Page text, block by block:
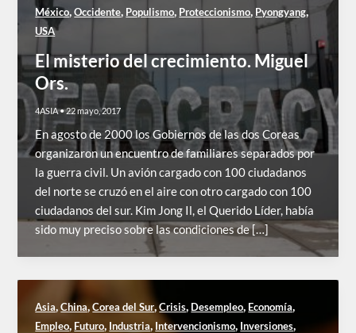
México,Occidente, Populismo, Proteccionismo, Pyongyang,
USA
El misterio del crecimiento. Miguel
Ors.
4ASIA•22 mayo, 2017
En agosto de 2000 los Gobiernos de las dos Coreas
organizaron un encuentro de familiares separados por
la guerra civil. Un avión cargado con 100 ciudadanos
del norte se cruzó en el aire con otro cargado con 100
ciudadanos del sur. Kim Jong Il, el Querido Líder, había
sido muy preciso sobre las condiciones de […]
Asia,China,Corea del Sur,Crisis, Desempleo, Economía,
Empleo, Futuro, Industria, Intervencionismo, Inversiones,